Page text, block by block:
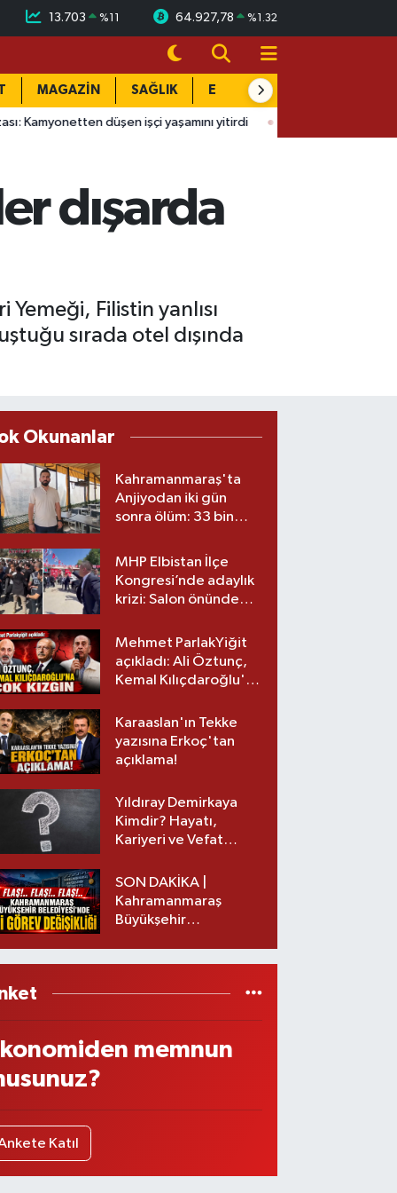
13.703 %11 64.927,78 %1.32
MAGAZİN SAĞLIK EĞİTİM
düşen işçi yaşamını yitirdi 14:51Yeraltı'nın Sultan'ı
dışarda
Yemeği, Filistin yanlısı
sırada otel dışında
Okunanlar
Kahramanmaraş'ta
Anjiyodan iki gün
sonra ölüm: 33 bin
savcılıkta
MHP Elbistan İlçe
Kongresi’nde adaylık
krizi: Salon önünde
Mehmet ParlakYiğit
açıkladı: Ali Öztunç,
Kemal Kılıçdaroğlu'na
Karaaslan'ın Tekke
yazısına Erkoç'tan
açıklama!
Yıldıray Demirkaya
Kimdir? Hayatı,
Kariyeri ve Vefat
SON DAKİKA |
Kahramanmaraş
Büyükşehir
memnun
Katıl